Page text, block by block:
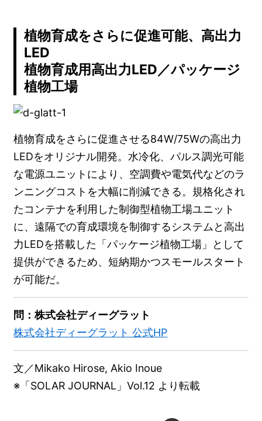
植物育成をさらに促進可能、高出力
LED
植物育成用高出力LED／パッケージ
植物工場
植物育成をさらに促進させる84W/75Wの高出力
LEDをオリジナル開発。水冷化、パルス調光可能
な電源ユニットにより、空調費や電気代などのラ
ンニングコストを大幅に削減できる。規格化され
たコンテナを利用した制御型植物工場ユニット
に、遠隔での育成環境を制御するシステムと高出
力LEDを搭載した「パッケージ植物工場」として
提供ができるため、短納期かつスモールスタート
が可能だ。
問：株式会社ディーグラット
株式会社ディーグラット 公式HP
文／Mikako Hirose, Akio Inoue
※「SOLAR JOURNAL」Vol.12 より転載